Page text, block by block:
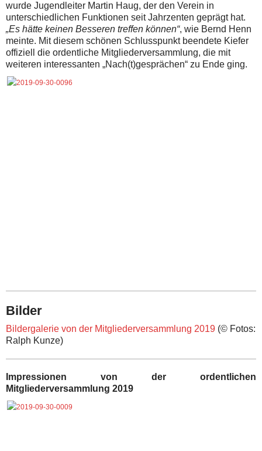
wurde Jugendleiter Martin Haug, der den Verein in
unterschiedlichen Funktionen seit Jahrzenten geprägt hat.
„Es hätte keinen Besseren treffen können“, wie Bernd Henn
meinte. Mit diesem schönen Schlusspunkt beendete Kiefer
offiziell die ordentliche Mitgliederversammlung, die mit
weiteren interessanten „Nach(t)gesprächen“ zu Ende ging.
Bilder
Bildergalerie von der Mitgliederversammlung 2019 (© Fotos:
Ralph Kunze)
Impressionen von der ordentlichen
Mitgliederversammlung 2019